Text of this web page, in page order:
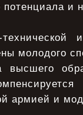
потенциала
молодого
высшего
армией и